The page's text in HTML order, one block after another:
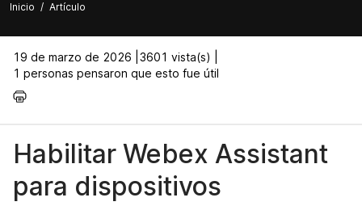
Inicio / Artículo
19 de marzo de 2026 | 3601 vista(s) |
1 personas pensaron que esto fue útil
Habilitar Webex Assistant
para dispositivos